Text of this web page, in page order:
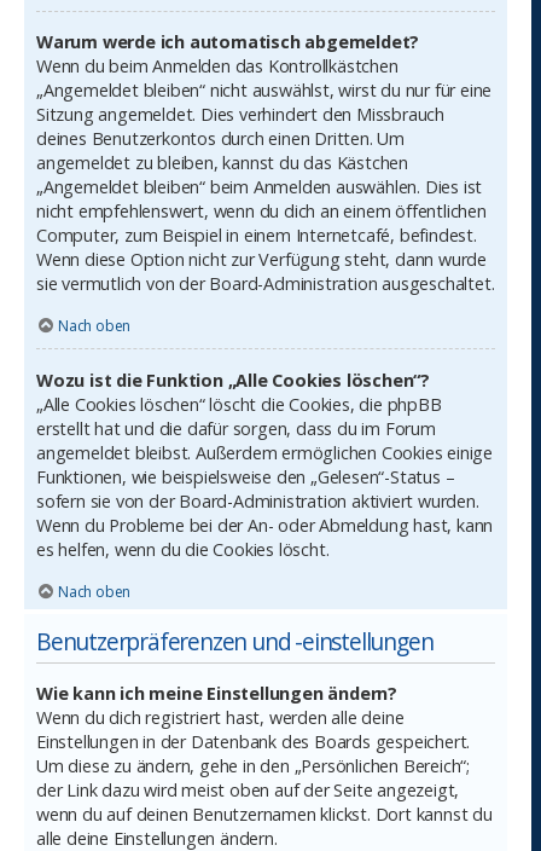
Warum werde ich automatisch abgemeldet?
Wenn du beim Anmelden das Kontrollkästchen
„Angemeldet bleiben“ nicht auswählst, wirst du nur für eine
Sitzung angemeldet. Dies verhindert den Missbrauch
deines Benutzerkontos durch einen Dritten. Um
angemeldet zu bleiben, kannst du das Kästchen
„Angemeldet bleiben“ beim Anmelden auswählen. Dies ist
nicht empfehlenswert, wenn du dich an einem öffentlichen
Computer, zum Beispiel in einem Internetcafé, befindest.
Wenn diese Option nicht zur Verfügung steht, dann wurde
sie vermutlich von der Board-Administration ausgeschaltet.
Nach oben
Wozu ist die Funktion „Alle Cookies löschen“?
„Alle Cookies löschen“ löscht die Cookies, die phpBB
erstellt hat und die dafür sorgen, dass du im Forum
angemeldet bleibst. Außerdem ermöglichen Cookies einige
Funktionen, wie beispielsweise den „Gelesen“-Status –
sofern sie von der Board-Administration aktiviert wurden.
Wenn du Probleme bei der An- oder Abmeldung hast, kann
es helfen, wenn du die Cookies löscht.
Nach oben
Benutzerpräferenzen und -einstellungen
Wie kann ich meine Einstellungen ändern?
Wenn du dich registriert hast, werden alle deine
Einstellungen in der Datenbank des Boards gespeichert.
Um diese zu ändern, gehe in den „Persönlichen Bereich“;
der Link dazu wird meist oben auf der Seite angezeigt,
wenn du auf deinen Benutzernamen klickst. Dort kannst du
alle deine Einstellungen ändern.